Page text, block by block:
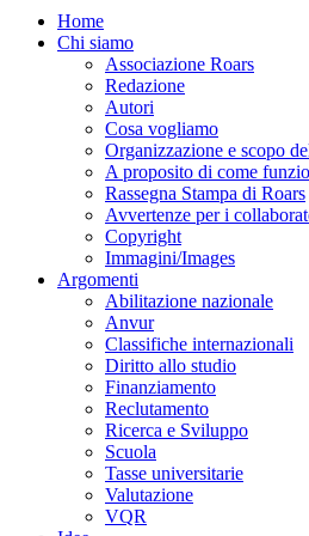
Home
Chi siamo
Associazione Roars
Redazione
Autori
Cosa vogliamo
Organizzazione e scopo
A proposito di come
Rassegna Stampa di Roars
Avvertenze per i
Copyright
Immagini/Images
Argomenti
Abilitazione nazionale
Anvur
Classifiche internazionali
Diritto allo studio
Finanziamento
Reclutamento
Ricerca e Sviluppo
Scuola
Tasse universitarie
Valutazione
VQR